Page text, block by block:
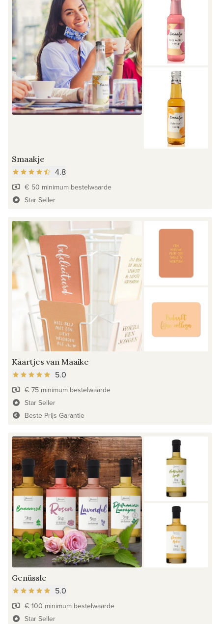
Smaakje
4.8
€ 50 minimum bestelwaarde
Star Seller
Kaartjes van Maaike
5.0
€ 75 minimum bestelwaarde
Star Seller
Beste Prijs Garantie
Genüssle
5.0
€ 100 minimum bestelwaarde
Star Seller